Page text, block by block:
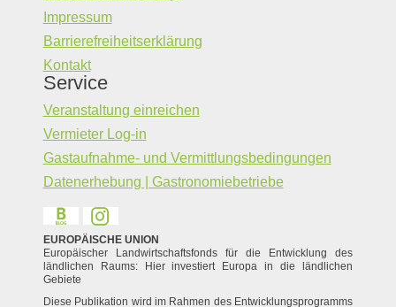
Impressum
Barrierefreiheitserklärung
Kontakt
Service
Veranstaltung einreichen
Vermieter Log-in
Gastaufnahme- und Vermittlungsbedingungen
Datenerhebung | Gastronomiebetriebe
EUROPÄISCHE UNION
Europäischer Landwirtschaftsfonds für die Entwicklung des
ländlichen Raums: Hier investiert Europa in die ländlichen
Gebiete
Diese Publikation wird im Rahmen des Entwicklungsprogramms